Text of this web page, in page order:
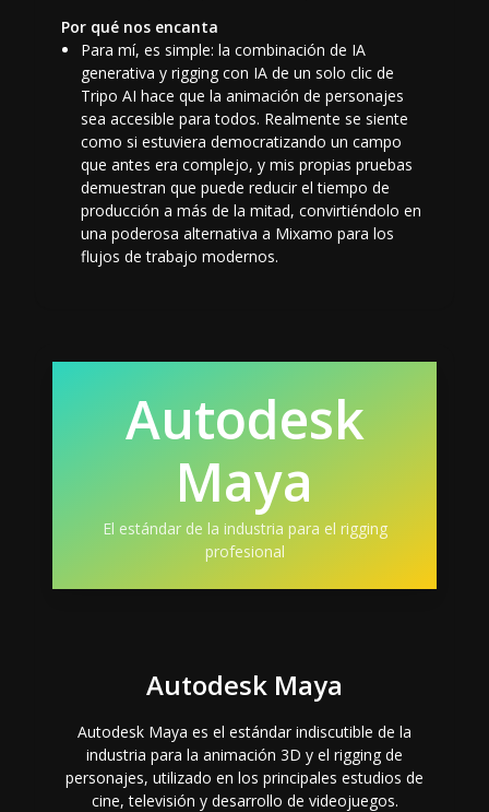
Por qué nos encanta
Para mí, es simple: la combinación de IA
generativa y rigging con IAde un solo clic de
Tripo AI hace que la animación de personajes
sea accesible para todos. Realmente se siente
como si estuviera democratizando un campo
que antes era complejo, y mis propias pruebas
demuestran que puede reducir el tiempo de
producción a más de la mitad, convirtiéndolo en
una poderosa alternativa a Mixamo para los
flujos de trabajo modernos.
Autodesk
Maya
El estándar de la industria para el rigging
profesional
Autodesk Maya
Autodesk Maya es el estándar indiscutible de la
industria para la animación 3D y el rigging de
personajes, utilizado en los principales estudios de
cine, televisión y desarrollo de videojuegos.